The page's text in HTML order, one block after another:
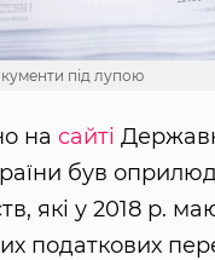
під лупою
на сайті
був
які у 2018 р.
податкових